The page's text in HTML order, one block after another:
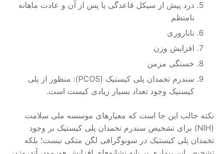
درد پیش از سیکل قاعدگی یا پس از آن و عادت ماهانه
نامنظم
ناباروری
افزایش وزن
خستگی مزمن
سندرم تخمدان پلی کیستیک (PCOS): منظور از پلی
کیستیک وجود تعداد بسیار زیادی کیست است.
نکته جالب این جا است که معیارهای موسسه ملی سلامت
(NIH) برای تشخیص سندرم تخمدان پلی کیستیک بر وجود
تخمدان پلی کیستیک در سونوگرافی لگن متکی نیست؛ بلکه